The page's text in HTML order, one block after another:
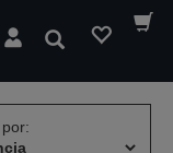
Buscar